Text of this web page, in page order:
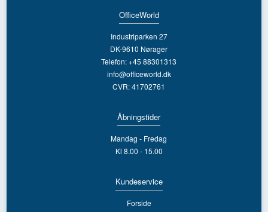
OfficeWorld
Industriparken 27
DK-9610 Nørager
Telefon: +45 88301313
info@officeworld.dk
CVR: 41702761
Åbningstider
Mandag - Fredag
Kl 8.00 - 15.00
Kundeservice
Forside